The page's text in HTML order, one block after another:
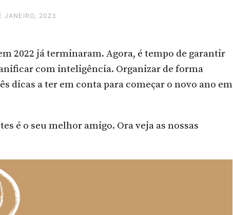
JANEIRO, 2023
2022 já terminaram. Agora, é tempo de garantir
com inteligência. Organizar de forma
dicas a ter em conta para começar o novo ano em
é o seu melhor amigo. Ora veja as nossas